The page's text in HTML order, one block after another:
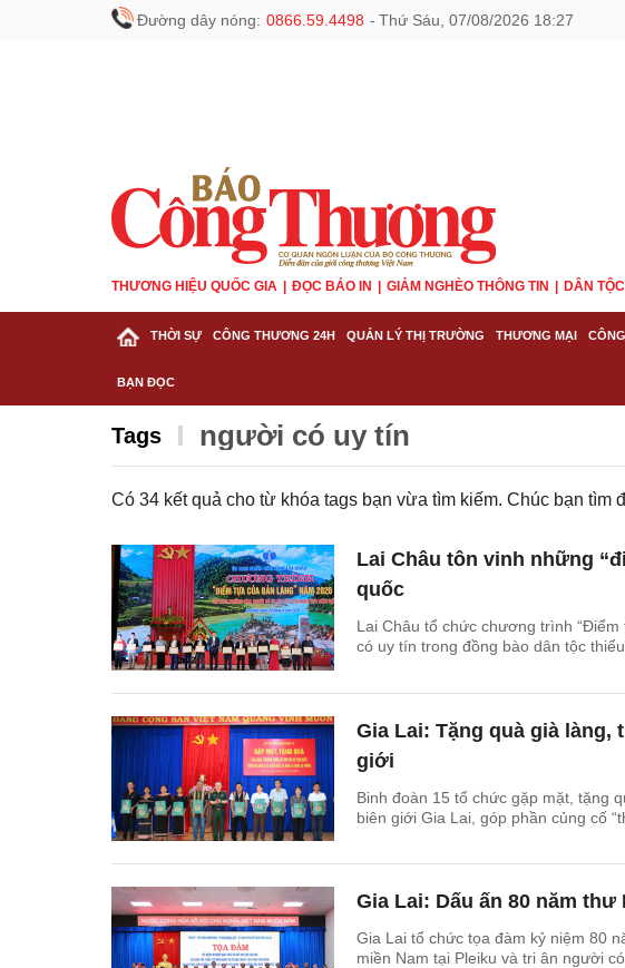
Đường dây nóng: 0866.59.4498 - Thứ Sáu, 07/08/2026 18:27
THƯƠNG HIỆU QUỐC GIA ĐỌC BÁO IN GIẢM NGHÈO THÔNG TIN DÂN
THỜI SỰ CÔNG THƯƠNG 24H QUẢN LÝ THỊ TRƯỜNG THƯƠNG MẠI
BẠN ĐỌC
Tags người có uy tín
Có 34 kết quả cho từ khóa tags bạn vừa tìm kiếm. Chúc bạn tìm
Lai Châu tôn vinh những
quốc
Lai Châu tổ chức chương trình
có uy tín trong đồng bào dân tộc
Gia Lai: Tặng quà già
giới
Binh đoàn 15 tổ chức gặp mặt, tặng
biên giới Gia Lai, góp phần củng cố
Gia Lai: Dấu ấn 80 năm
Gia Lai tổ chức tọa đàm kỷ niệm 80
miền Nam tại Pleiku và tri ân người